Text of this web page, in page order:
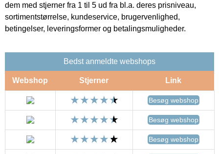
dem med stjerner fra 1 til 5 ud fra bl.a. deres prisniveau,
sortimentstørrelse, kundeservice, brugervenlighed,
betingelser, leveringsformer og betalingsmuligheder.
Bedst anmeldte webshops
Webshop Stjerner Link
Besøg webshop
Besøg webshop
Besøg webshop